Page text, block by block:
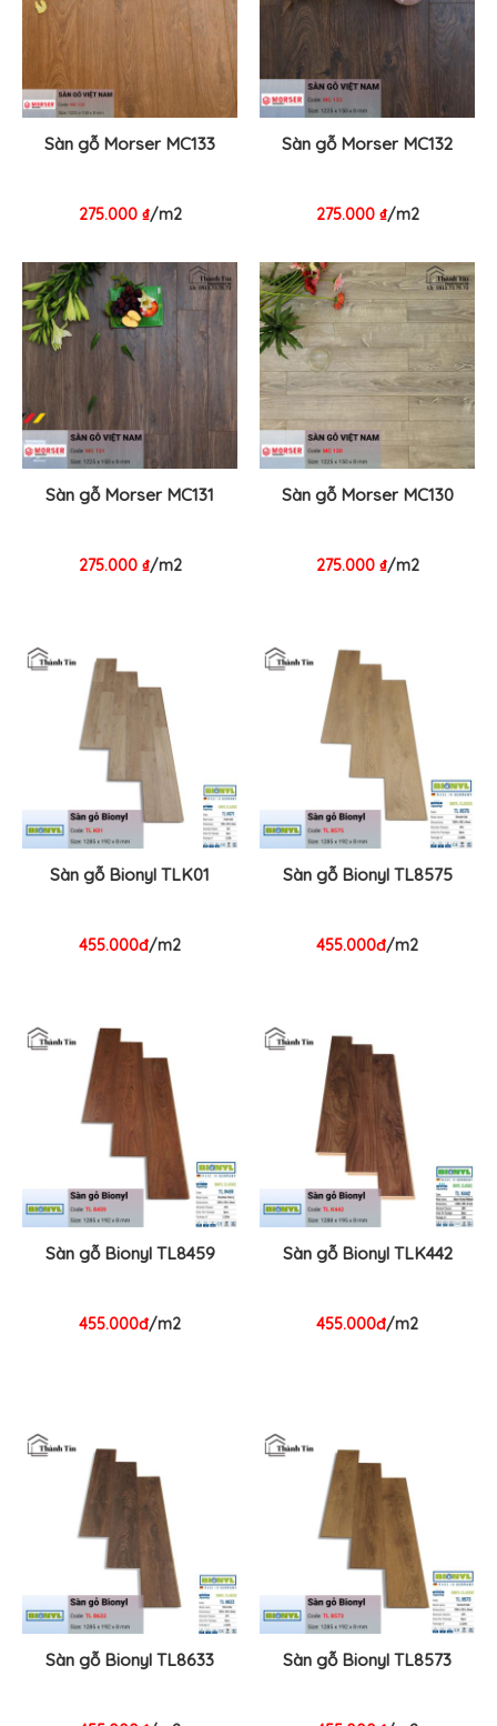
Sàn gỗ Morser MC133
275.000 ₫/m2
Sàn gỗ Morser MC132
275.000 ₫/m2
Sàn gỗ Morser MC131
275.000 ₫/m2
Sàn gỗ Morser MC130
275.000 ₫/m2
Sàn gỗ Bionyl TLK01
455.000đ/m2
Sàn gỗ Bionyl TL8575
455.000đ/m2
Sàn gỗ Bionyl TL8459
455.000đ/m2
Sàn gỗ Bionyl TLK442
455.000đ/m2
Sàn gỗ Bionyl TL8633 Sàn gỗ Bionyl TL8573